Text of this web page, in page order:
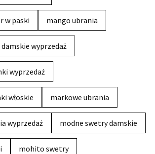
w paski mango ubrania
wyprzedaż
wyprzedaż
włoskie markowe ubrania
wyprzedaż modne swetry damskie
mohito swetry